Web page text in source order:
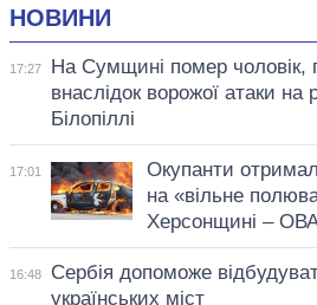
НОВИНИ
17:27
На Сумщині помер чоловік,
внаслідок ворожої атаки на
Білопіллі
17:01
Окупанти
на «вільне
Херсонщині –
16:48
Сербія допоможе
українських міст